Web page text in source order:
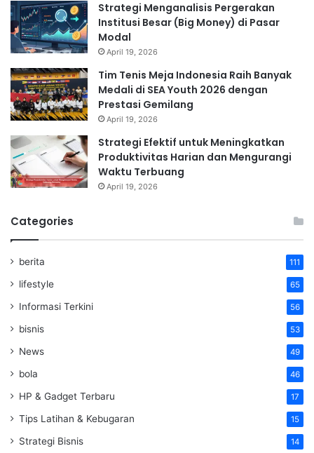
Strategi Menganalisis Pergerakan
Institusi Besar (Big Money) di Pasar
Modal
April 19, 2026
Tim Tenis Meja Indonesia Raih Banyak
Medali di SEA Youth 2026 dengan
Prestasi Gemilang
April 19, 2026
Strategi Efektif untuk Meningkatkan
Produktivitas Harian dan Mengurangi
Waktu Terbuang
April 19, 2026
Categories
berita 111
lifestyle 65
Informasi Terkini 56
bisnis 53
News 49
bola 46
HP & Gadget Terbaru 17
Tips Latihan & Kebugaran 15
Strategi Bisnis 14